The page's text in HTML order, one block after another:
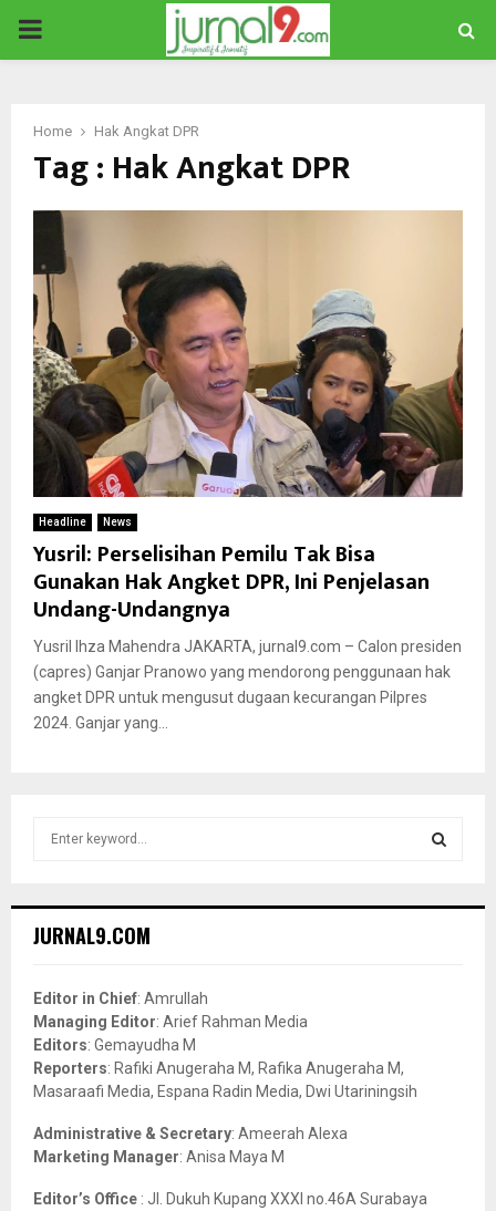
PRIMARY
Home Hak Angkat DPR
Tag : Hak Angkat DPR
Headline News
Yusril: Perselisihan Pemilu Tak Bisa
Gunakan Hak Angket DPR, Ini Penjelasan
Undang-Undangnya
Yusril Ihza Mahendra JAKARTA, jurnal9.com – Calon presiden
(capres) Ganjar Pranowo yang mendorong penggunaan hak
angket DPR untuk mengusut dugaan kecurangan Pilpres
2024. Ganjar yang...
h
o
r
:
JURNAL9.COM
Editor in Chief: Amrullah
Managing Editor: Arief Rahman Media
Editors: Gemayudha M
Reporters: Rafiki Anugeraha M, Rafika Anugeraha M,
Masaraafi Media, Espana Radin Media, Dwi Utariningsih
Administrative & Secretary: Ameerah Alexa
Marketing Manager: Anisa Maya M
Editor’s Office : Jl. Dukuh Kupang XXXI no.46A Surabaya